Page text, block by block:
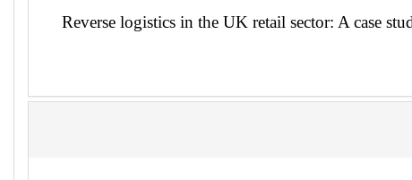
Reverse logistics in the UK retail sector: A case